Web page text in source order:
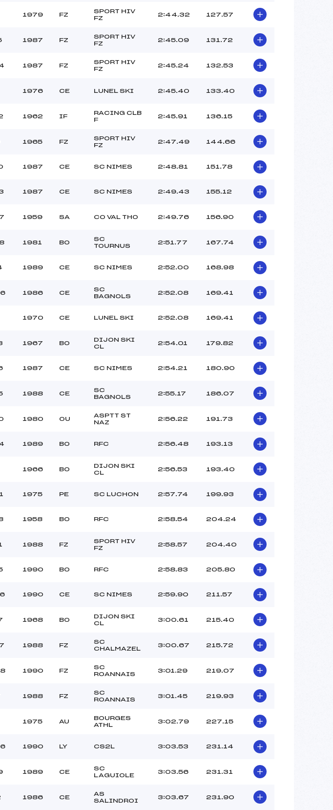
1979 FZ
SPORT HIV
FZ
2:44.32 127.57
1987 FZ
SPORT HIV
FZ
2:45.09 131.72
1987 FZ
SPORT HIV
FZ
2:45.24 132.53
1976 CE LUNEL SKI 2:45.40 133.40
1962 IF
RACING CLB
F
2:45.91 136.15
1965 FZ
SPORT HIV
FZ
2:47.49 144.66
1987 CE SC NIMES 2:48.81 151.78
1987 CE SC NIMES 2:49.43 155.12
1959 SA CO VAL THO 2:49.76 156.90
1981 BO
SC
TOURNUS
2:51.77 167.74
1989 CE SC NIMES 2:52.00 168.98
1986 CE
SC
BAGNOLS
2:52.08 169.41
1970 CE LUNEL SKI 2:52.08 169.41
1967 BO
DIJON SKI
CL
2:54.01 179.82
1987 CE SC NIMES 2:54.21 180.90
1988 CE
SC
BAGNOLS
2:55.17 186.07
1980 OU
ASPTT ST
NAZ
2:56.22 191.73
1989 BO RFC 2:56.48 193.13
1966 BO
DIJON SKI
CL
2:56.53 193.40
1975 PE SC LUCHON 2:57.74 199.93
1958 BO RFC 2:58.54 204.24
1988 FZ
SPORT HIV
FZ
2:58.57 204.40
1990 BO RFC 2:58.83 205.80
1990 CE SC NIMES 2:59.90 211.57
1968 BO
DIJON SKI
CL
3:00.61 215.40
1988 FZ
SC
CHALMAZEL
3:00.67 215.72
1990 FZ
SC
ROANNAIS
3:01.29 219.07
1988 FZ
SC
ROANNAIS
3:01.45 219.93
1975 AU
BOURGES
ATHL
3:02.79 227.15
1990 LY CS2L 3:03.53 231.14
1989 CE
SC
LAGUIOLE
3:03.56 231.31
1986 CE
AS
SALINDROI
3:03.67 231.90